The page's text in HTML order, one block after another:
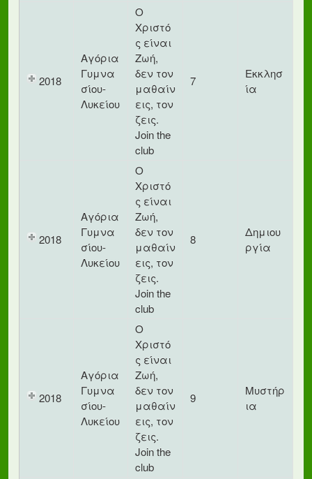
2018
Αγόρια
Γυμνα
σίου-
Λυκείου
Ο
Χριστό
ς είναι
Ζωή,
δεν τον
μαθαίν
εις, τον
ζεις.
Join the
club
7
Εκκλησ
ία
2018
Αγόρια
Γυμνα
σίου-
Λυκείου
Ο
Χριστό
ς είναι
Ζωή,
δεν τον
μαθαίν
εις, τον
ζεις.
Join the
club
8
Δημιου
ργία
2018
Αγόρια
Γυμνα
σίου-
Λυκείου
Ο
Χριστό
ς είναι
Ζωή,
δεν τον
μαθαίν
εις, τον
ζεις.
Join the
club
9
Μυστήρ
ια